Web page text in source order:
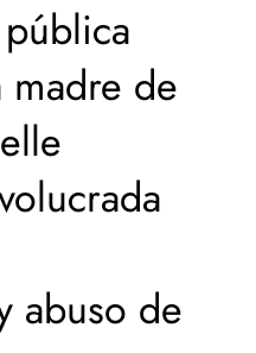
madre de
abuso de